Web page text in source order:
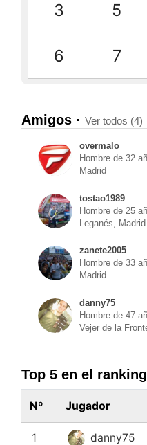
3 5
6 7
Amigos ·Ver todos (4)
overmalo
Hombre de 32
Madrid
tostao1989
Hombre de 25
Leganés, Madrid
zanete2005
Hombre de 33
Madrid
danny75
Hombre de 47
Vejer de la
Top 5 en el
Nº Jugador
1 danny75